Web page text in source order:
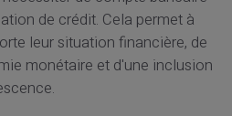
de crédit. Cela permet à
leur situation financière, de
monétaire et d'une inclusion